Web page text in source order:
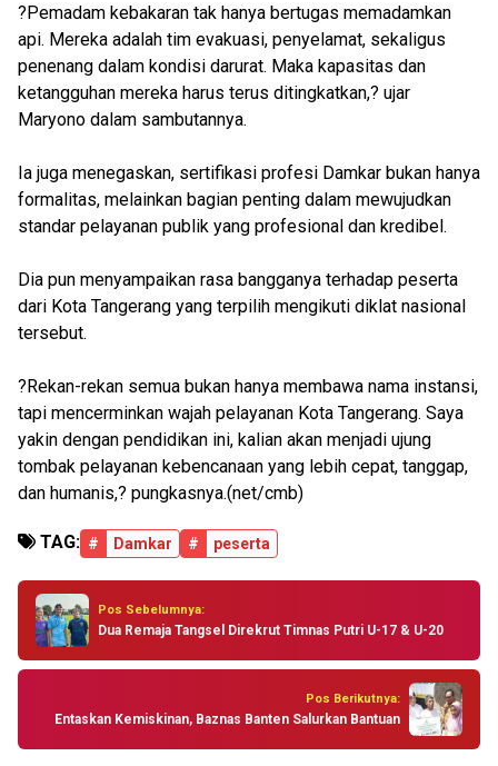
?Pemadam kebakaran tak hanya bertugas memadamkan
api. Mereka adalah tim evakuasi, penyelamat, sekaligus
penenang dalam kondisi darurat. Maka kapasitas dan
ketangguhan mereka harus terus ditingkatkan,? ujar
Maryono dalam sambutannya.
Ia juga menegaskan, sertifikasi profesi Damkar bukan hanya
formalitas, melainkan bagian penting dalam mewujudkan
standar pelayanan publik yang profesional dan kredibel.
Dia pun menyampaikan rasa bangganya terhadap peserta
dari Kota Tangerang yang terpilih mengikuti diklat nasional
tersebut.
?Rekan-rekan semua bukan hanya membawa nama instansi,
tapi mencerminkan wajah pelayanan Kota Tangerang. Saya
yakin dengan pendidikan ini, kalian akan menjadi ujung
tombak pelayanan kebencanaan yang lebih cepat, tanggap,
dan humanis,? pungkasnya.(net/cmb)
TAG: # Damkar # peserta
Pos Sebelumnya:
Dua Remaja Tangsel Direkrut Timnas Putri U-17 & U-20
Pos Berikutnya:
Entaskan Kemiskinan, Baznas Banten Salurkan Bantuan